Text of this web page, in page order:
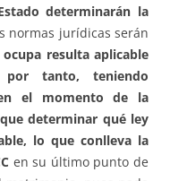
determinarán la
normas jurídicas serán
resulta aplicable
tanto, teniendo
el momento de la
determinar qué ley
lo que conlleva la
en su último punto de